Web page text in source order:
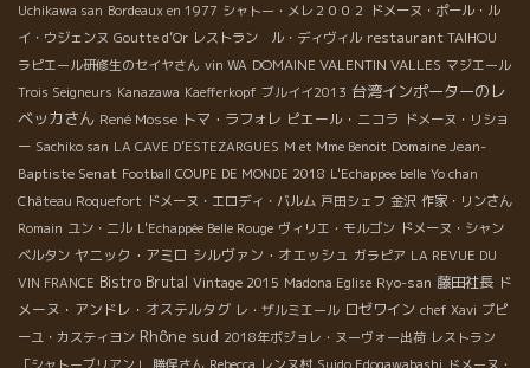
Uchikawa san Bordeaux en 1977 シャトー・メレ２００２
ドメーヌ・ポール・ル
イ・ウジェンヌ Goutte d’Or レストラン ル・ディヴィル restaurant TAIHOU
ラピエール研修生のセイヤさん vin WA DOMAINE VALENTIN VALLES マジエール
Trois Seigneurs Kanazawa Kaefferkopf ブルイイ2013 台湾インポーターのレ
ベッカさん René Mosse トマ・ラフォレ ピエール・ニコラ ドメーヌ・リショ
ー Sachiko san LA CAVE D’ESTEZARGUES M et Mme Benoit Domaine Jean-
Baptiste Senat Football COUPE DE MONDE 2018 L'Echappee belle Yo chan
Château Roquefort ドメーヌ・エロディ・バルム 戸田シェフ 金沢 作家・リンさん
Romain ユン・ニル L'Echappée Belle Rouge ヴィリエ・モルゴン ドメーヌ・シャン
ベルタン ヤニック・アミロ シルヴァン・オエッシュ ガラピア LA REVUE DU
VIN FRANCE Bistro Brutal Vintage 2015 Madona Eglise Ryo-san 藤田社長 ド
メーヌ・アンドレ・オステルタグ レ・ザルミエール ロゼワイン chef Xavi プピ
ーユ・カスティヨン Rhône sud 2018年ボジョレ・ヌーヴォー出荷 レストラン